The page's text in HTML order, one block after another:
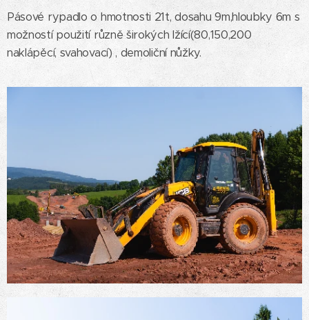
Pásové rypadlo o hmotnosti 21t, dosahu 9m,hloubky 6m s
možností použití různě širokých lžící(80,150,200
naklápěcí, svahovací) , demoliční nůžky.